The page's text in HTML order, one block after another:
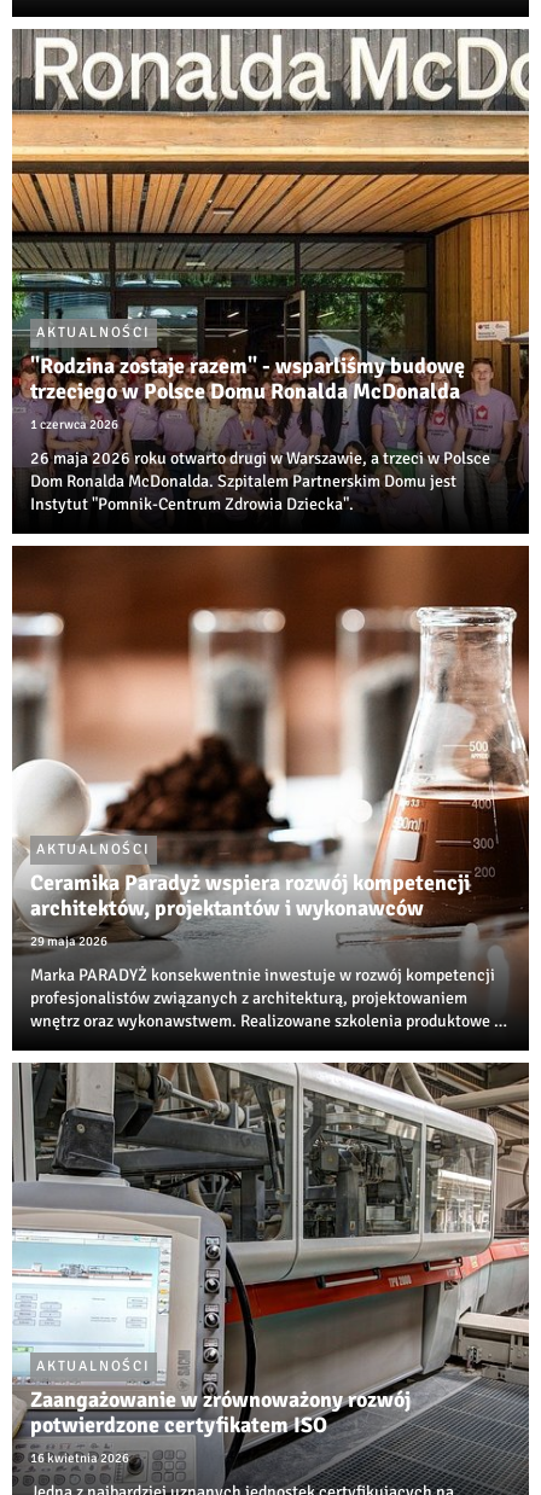
odpowiedzialnością biznesu.
AKTUALNOŚCI
"Rodzina zostaje razem" - wsparliśmy budowę
trzeciego w Polsce Domu Ronalda McDonalda
1 czerwca 2026
26 maja 2026 roku otwarto drugi w Warszawie, a trzeci w Polsce
Dom Ronalda McDonalda. Szpitalem Partnerskim Domu jest
Instytut "Pomnik-Centrum Zdrowia Dziecka".
AKTUALNOŚCI
Ceramika Paradyż wspiera rozwój kompetencji
architektów, projektantów i wykonawców
29 maja 2026
Marka PARADYŻ konsekwentnie inwestuje w rozwój kompetencji
profesjonalistów związanych z architekturą, projektowaniem
wnętrz oraz wykonawstwem. Realizowane szkolenia produktowe i
edukacyjnych w branży ceramiczne...
AKTUALNOŚCI
Zaangażowanie w zrównoważony rozwój
potwierdzone certyfikatem ISO
16 kwietnia 2026